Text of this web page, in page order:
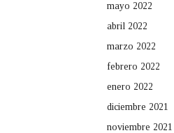
mayo 2022
abril 2022
marzo 2022
febrero 2022
enero 2022
diciembre 2021
noviembre 2021